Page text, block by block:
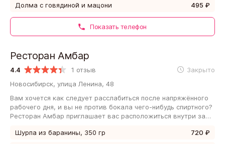
Показать телефон
Долма с говядиной и мацони 495 ₽
4.4 1 отзыв Закрыто
Ресторан Амбар
Новосибирск, улица Ленина, 48
Вам хочется как следует расслабиться после напряжённого
рабочего дня, и вы не против бокала чего-нибудь спиртного?
Ресторан Амбар приглашает вас расположиться внутри за
Шурпа из баранины, 350 гр 720 ₽